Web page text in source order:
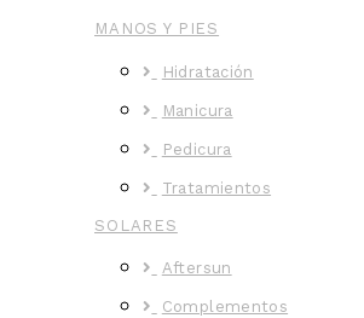
MANOS Y PIES
Hidratación
Manicura
Pedicura
Tratamientos
SOLARES
Aftersun
Complementos